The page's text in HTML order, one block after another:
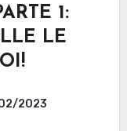
1:
LE
2023